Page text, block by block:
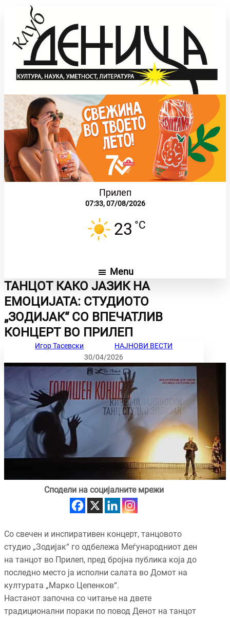
Прилеп
07:33,07/08/2026
23 °C
Menu
ТАНЦОТ КАКО ЈАЗИК НА
ЕМОЦИЈАТА: СТУДИОТО
„ЗОДИЈАК“ СО ВПЕЧАТЛИВ
КОНЦЕРТ ВО ПРИЛЕП
Игор Тасевски
НАЈНОВИ ВЕСТИ
30/04/2026
Сподели на социјалните мрежи
Со свечен и инспиративен концерт, танцовото
студио „Зодијак“ го одбележа Меѓународниот ден
на танцот во Прилеп, пред бројна публика која до
последно место ја исполни салата во Домот на
културата „Марко Цепенков“.
Настанот започна со читање на двете
традиционални пораки по повод Денот на танцот